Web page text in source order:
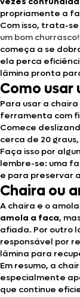
propriamente a
Com isso, trata-
um bom churrasco!
começa a se
ela perca
lâmina pronta
Como usar
Para usar a
ferramenta com
Comece
cerca de 20
Faça isso por
lembre-se: uma
e para preservar
Chaira ou
A chaira e o
amola a faca,
afiada. Por outro
responsável por
lâmina para
Em resumo, a
especialmente
que continue